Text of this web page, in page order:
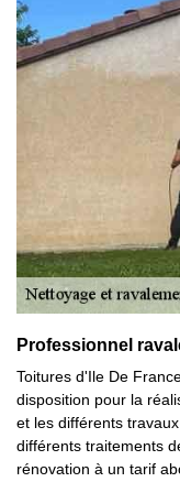
Professionnel
Toitures d'Ile De
disposition pour la
et les différents
différents traitements
rénovation à un tarif